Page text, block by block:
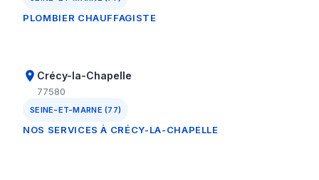
PLOMBIER CHAUFFAGISTE
Crécy-la-Chapelle
77580
SEINE-ET-MARNE (77)
NOS SERVICES À CRÉCY-LA-CHAPELLE